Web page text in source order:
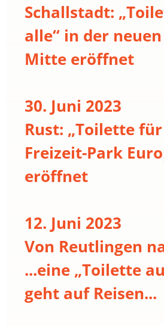
Schallstadt:
alle“ in der
Mitte eröffnet
30. Juni 2023
Rust: „Toilette
Freizeit-Park
eröffnet
12. Juni 2023
Von Reutlingen
...eine „Toilette
geht auf Reisen...